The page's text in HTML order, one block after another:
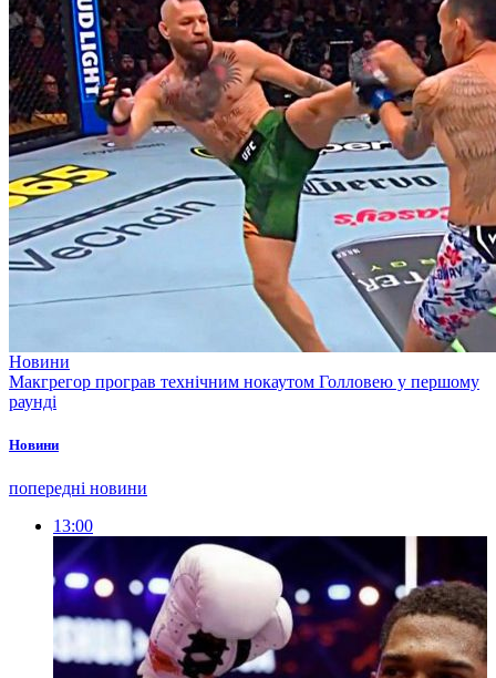
Новини
Макгрегор програв технічним нокаутом Голловею у першому
раунді
Новини
попередні новини
13:00